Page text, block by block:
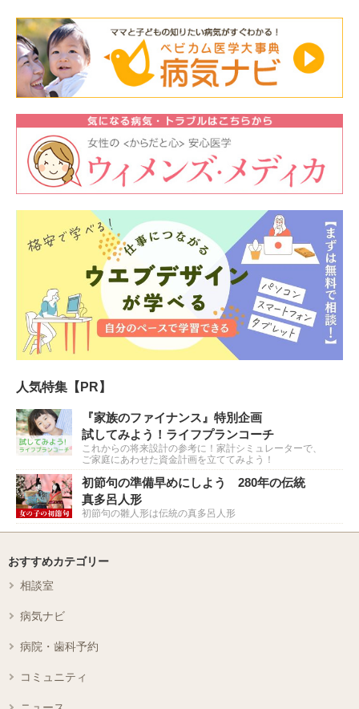
人気特集【PR】
『家族のファイナンス』特別企画
試してみよう！ライフプランコーチ
これからの将来設計の参考に！家計シミュレーターで、
ご家庭にあわせた資金計画を立ててみよう！
初節句の準備早めにしよう 280年の伝統
真多呂人形
初節句の雛人形は伝統の真多呂人形
おすすめカテゴリー
相談室
病気ナビ
病院・歯科予約
コミュニティ